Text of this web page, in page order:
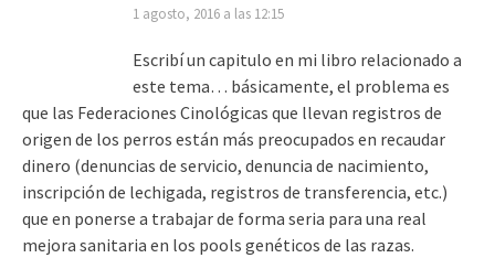
1 agosto, 2016 a las 12:15
Escribí un capitulo en mi libro relacionado a
este tema… básicamente, el problema es
que las Federaciones Cinológicas que llevan registros de
origen de los perros están más preocupados en recaudar
dinero (denuncias de servicio, denuncia de nacimiento,
inscripción de lechigada, registros de transferencia, etc.)
que en ponerse a trabajar de forma seria para una real
mejora sanitaria en los pools genéticos de las razas.